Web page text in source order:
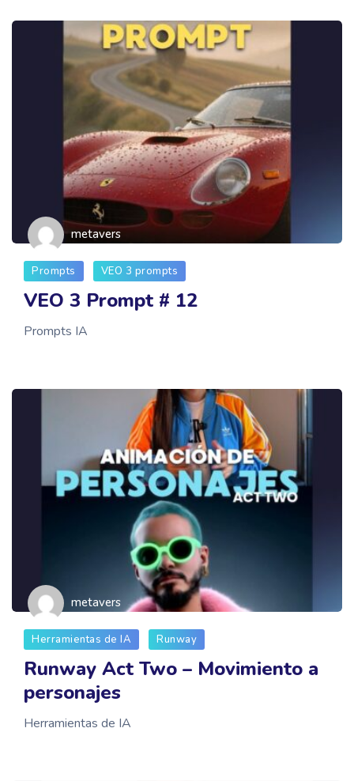
metavers
Prompts VEO 3 prompts
VEO 3 Prompt # 12
Prompts IA
metavers
Herramientas de IA Runway
Runway Act Two – Movimiento a
personajes
Herramientas de IA